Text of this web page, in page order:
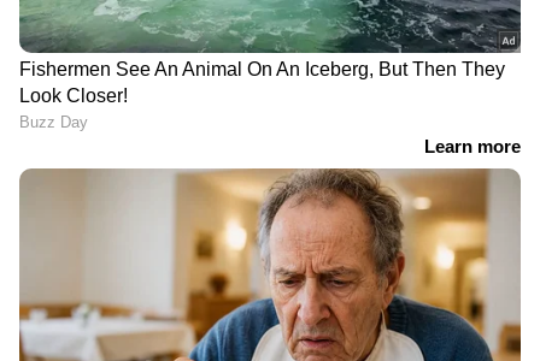
അതേസമയം തമിഴ്നാട്ടിൽ പ്രതിപക്ഷ
ഭരണപക്ഷ ഐക്യത്തിൽ എംഎൽഎമാരുടെ
മാസശമ്പളം 55000 രൂപയിൽ നിന്നും ഉയർത്തി